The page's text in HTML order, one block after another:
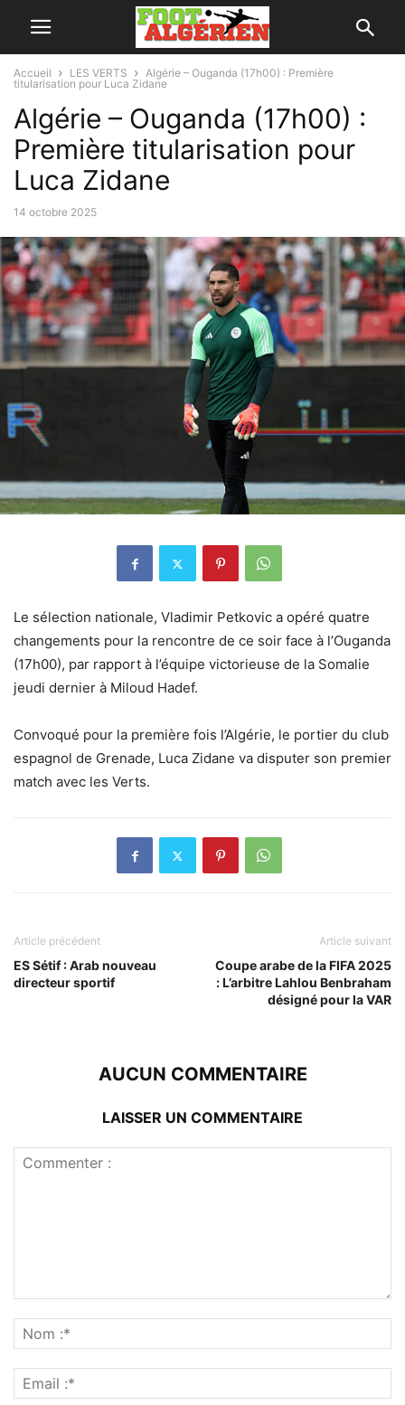
Accueil LES VERTS
Algérie – Ouganda (17h00) : Première
titularisation pour Luca Zidane
Algérie – Ouganda (17h00) :
Première titularisation pour
Luca Zidane
14 octobre 2025
Le sélection nationale, Vladimir Petkovic a opéré quatre
changements pour la rencontre de ce soir face à l’Ouganda
(17h00), par rapport à l’équipe victorieuse de la Somalie
jeudi dernier à Miloud Hadef.
Convoqué pour la première fois l’Algérie, le portier du club
espagnol de Grenade, Luca Zidane va disputer son premier
match avec les Verts.
Article précédent
ES Sétif : Arab nouveau
directeur sportif
Article suivant
Coupe arabe de la FIFA 2025
: L’arbitre Lahlou Benbraham
désigné pour la VAR
AUCUN COMMENTAIRE
LAISSER UN COMMENTAIRE